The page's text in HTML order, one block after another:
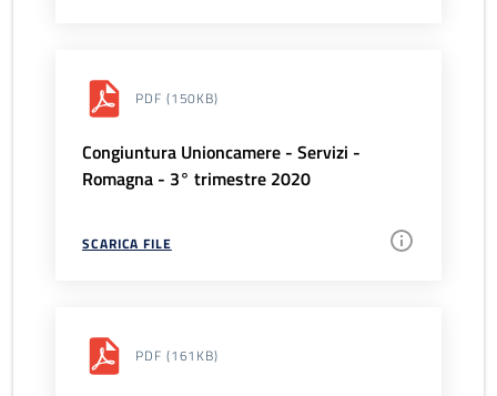
PDF (150KB)
Congiuntura Unioncamere - Servizi -
Romagna - 3° trimestre 2020
SCARICA FILE
PDF (161KB)